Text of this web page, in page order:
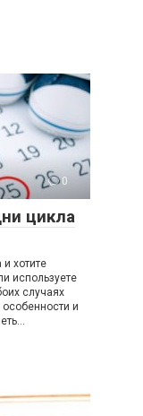
0
цикла
хотите
используете
случаях
и